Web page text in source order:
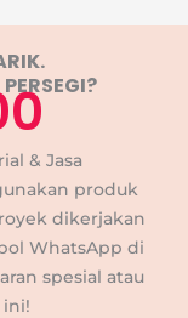
& Jasa
produk
dikerjakan
WhatsApp di
spesial atau
ini!